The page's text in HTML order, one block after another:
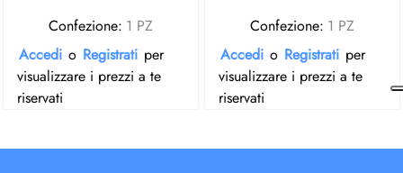
Confezione: 1 PZ
Accedi o Registrati per
visualizzare i prezzi a te
riservati
Confezione: 1 PZ
Accedi o Registrati per
visualizzare i prezzi a te
riservati